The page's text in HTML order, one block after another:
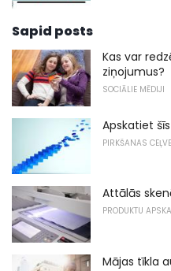
Sapid posts
Kas var
ziņojumus?
SOCIĀLIE MĒDIJI
Apskatiet
PIRKŠANAS
Attālās
PRODUKTU
Mājas tīkla